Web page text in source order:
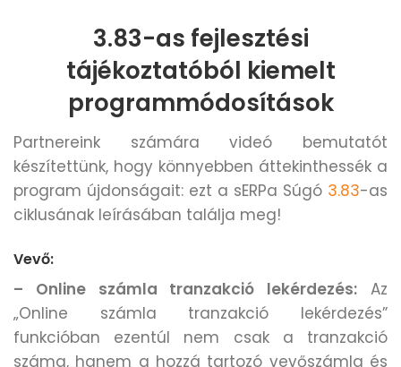
3.83-as fejlesztési
tájékoztatóból kiemelt
programmódosítások
Partnereink számára videó bemutatót
készítettünk, hogy könnyebben áttekinthessék a
program újdonságait: ezt a sERPa Súgó 3.83-as
ciklusának leírásában találja meg!
Vevő:
– Online számla tranzakció lekérdezés: Az
„Online számla tranzakció lekérdezés”
funkcióban ezentúl nem csak a tranzakció
száma, hanem a hozzá tartozó vevőszámla és